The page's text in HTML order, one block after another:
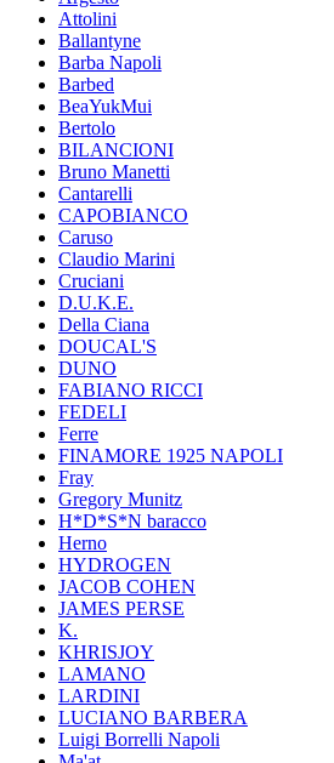
Attolini
Ballantyne
Barba Napoli
Barbed
BeaYukMui
Bertolo
BILANCIONI
Bruno Manetti
Cantarelli
CAPOBIANCO
Caruso
Claudio Marini
Cruciani
D.U.K.E.
Della Ciana
DOUCAL'S
DUNO
FABIANO RICCI
FEDELI
Ferre
FINAMORE 1925 NAPOLI
Fray
Gregory Munitz
H*D*S*N baracco
Herno
HYDROGEN
JACOB COHEN
JAMES PERSE
K.
KHRISJOY
LAMANO
LARDINI
LUCIANO BARBERA
Luigi Borrelli Napoli